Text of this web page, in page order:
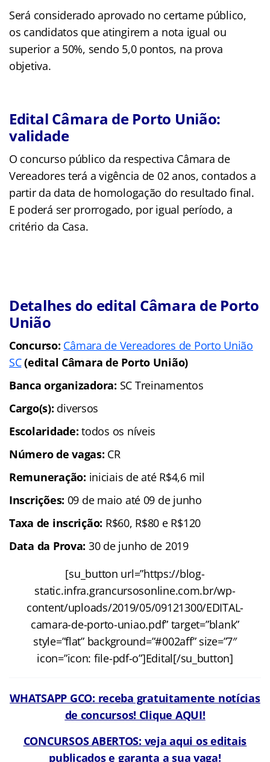
Será considerado aprovado no certame público,
os candidatos que atingirem a nota igual ou
superior a 50%, sendo 5,0 pontos, na prova
objetiva.
Edital Câmara de Porto União:
validade
O concurso público da respectiva Câmara de
Vereadores terá a vigência de 02 anos, contados a
partir da data de homologação do resultado final.
E poderá ser prorrogado, por igual período, a
critério da Casa.
Detalhes do edital Câmara de Porto
União
Concurso: Câmara de Vereadores de Porto União
SC(edital Câmara de Porto União)
Banca organizadora: SC Treinamentos
Cargo(s): diversos
Escolaridade: todos os níveis
Número de vagas: CR
Remuneração: iniciais de até R$4,6 mil
Inscrições: 09 de maio até 09 de junho
Taxa de inscrição: R$60, R$80 e R$120
Data da Prova: 30 de junho de 2019
[su_button url=”https://blog-
static.infra.grancursosonline.com.br/wp-
content/uploads/2019/05/09121300/EDITAL-
camara-de-porto-uniao.pdf” target=”blank”
style=”flat” background=”#002aff” size=”7″
icon=”icon: file-pdf-o”]Edital[/su_button]
WHATSAPP GCO: receba gratuitamente notícias
de concursos! Clique AQUI!
CONCURSOS ABERTOS: veja aqui os editais
publicados e garanta a sua vaga!